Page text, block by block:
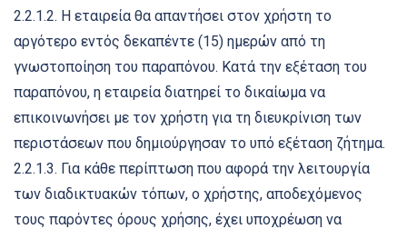
2.2.1.2. Η εταιρεία θα απαντήσει στον χρήστη το
αργότερο εντός δεκαπέντε (15) ημερών από τη
γνωστοποίηση του παραπόνου. Κατά την εξέταση του
παραπόνου, η εταιρεία διατηρεί το δικαίωμα να
επικοινωνήσει με τον χρήστη για τη διευκρίνιση των
περιστάσεων που δημιούργησαν το υπό εξέταση ζήτημα.
2.2.1.3. Για κάθε περίπτωση που αφορά την λειτουργία
των διαδικτυακών τόπων, ο χρήστης, αποδεχόμενος
τους παρόντες όρους χρήσης, έχει υποχρέωση να